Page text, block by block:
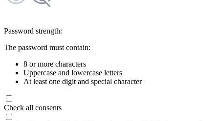
Password strength:
The password must contain:
8 or more characters
Uppercase and lowercase letters
At least one digit and special character
Check all consents